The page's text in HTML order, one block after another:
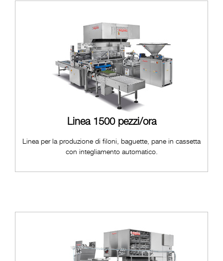
Linea 1500 pezzi/ora
Linea per la produzione di filoni, baguette, pane in cassetta
con integliamento automatico.